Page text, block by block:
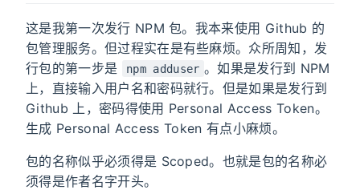
这是我第一次发行 NPM 包。我本来使用 Github 的
包管理服务。但过程实在是有些麻烦。众所周知，发
行包的第一步是
npm adduser 。如果是发行到 NPM
上，直接输入用户名和密码就行。但是如果是发行到
Github 上，密码得使用 Personal Access Token。
生成 Personal Access Token 有点小麻烦。
包的名称似乎必须得是 Scoped。也就是包的名称必
须得是作者名字开头。